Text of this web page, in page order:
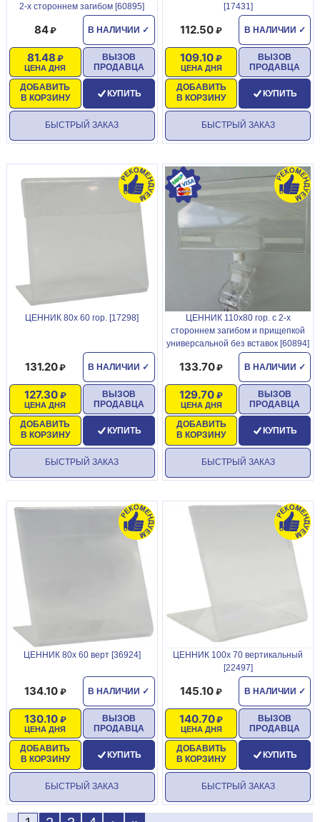
2-х стороннем загибом [60895]
В НАЛИЧИИ ✓
84
ЦЕНА ДНЯ
81.48
ДОБАВИТЬ
В КОРЗИНУ
ВЫЗОВ
ПРОДАВЦА
КУПИТЬ
БЫСТРЫЙ ЗАКАЗ
[17431]
В НАЛИЧИИ ✓
112.50
ЦЕНА ДНЯ
109.10
ДОБАВИТЬ
В КОРЗИНУ
ВЫЗОВ
ПРОДАВЦА
КУПИТЬ
БЫСТРЫЙ ЗАКАЗ
ЦЕННИК 80х 60 гор. [17298]
В НАЛИЧИИ ✓
131.20
ЦЕНА ДНЯ
127.30
ДОБАВИТЬ
В КОРЗИНУ
ВЫЗОВ
ПРОДАВЦА
КУПИТЬ
БЫСТРЫЙ ЗАКАЗ
ЦЕННИК 110х80 гор. с 2-х
стороннем загибом и прищепкой
универсальной без вставок [60894]
В НАЛИЧИИ ✓
133.70
ЦЕНА ДНЯ
129.70
ДОБАВИТЬ
В КОРЗИНУ
ВЫЗОВ
ПРОДАВЦА
КУПИТЬ
БЫСТРЫЙ ЗАКАЗ
ЦЕННИК 80х 60 верт [36924]
В НАЛИЧИИ ✓
134.10
ЦЕНА ДНЯ
130.10
ДОБАВИТЬ
В КОРЗИНУ
ВЫЗОВ
ПРОДАВЦА
КУПИТЬ
БЫСТРЫЙ ЗАКАЗ
ЦЕННИК 100х 70 вертикальный
[22497]
В НАЛИЧИИ ✓
145.10
ЦЕНА ДНЯ
140.70
ДОБАВИТЬ
В КОРЗИНУ
ВЫЗОВ
ПРОДАВЦА
КУПИТЬ
БЫСТРЫЙ ЗАКАЗ